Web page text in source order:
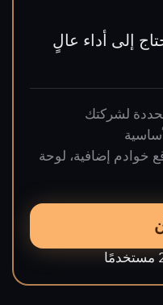
إلى أداء عالٍ
لشركتك
خوادم إضافية، لوحة